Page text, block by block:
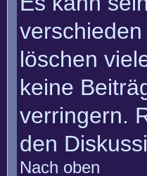
löschen
keine
verringern.
den
Nach oben